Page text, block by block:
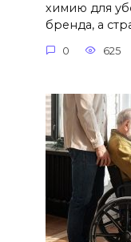
химию для
бренда, а
0 625